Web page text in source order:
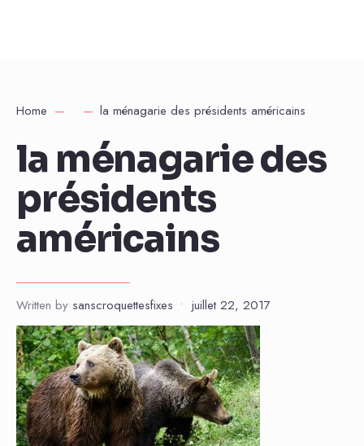
Home la ménagarie des présidents américains
la ménagarie des
présidents
américains
Written by sanscroquettesfixes • juillet 22, 2017